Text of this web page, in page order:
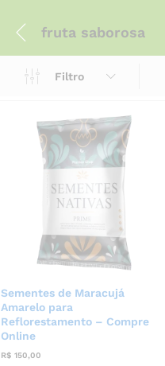
fruta saborosa
Filtro
Sementes de Maracujá
Amarelo para
Reflorestamento – Compre
Online
R$ 150,00